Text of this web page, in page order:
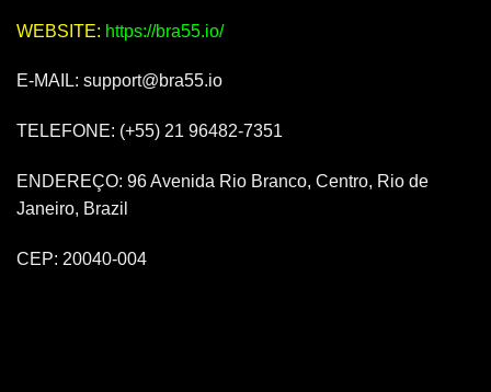
WEBSITE: https://bra55.io/
E-MAIL: support@bra55.io
TELEFONE: (+55) 21 96482-7351
ENDEREÇO: 96 Avenida Rio Branco, Centro, Rio de
Janeiro, Brazil
CEP: 20040-004